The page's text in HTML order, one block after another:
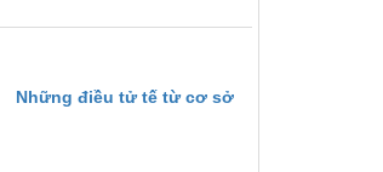
Những điều tử tế từ cơ sở